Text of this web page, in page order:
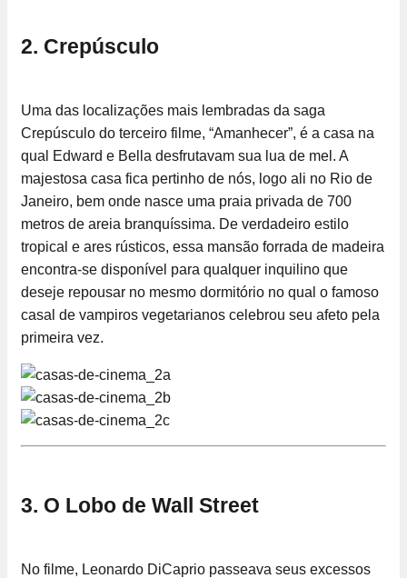
2. Crepúsculo
Uma das localizações mais lembradas da saga
Crepúsculo do terceiro filme, “Amanhecer”, é a casa na
qual Edward e Bella desfrutavam sua lua de mel. A
majestosa casa fica pertinho de nós, logo ali no Rio de
Janeiro, bem onde nasce uma praia privada de 700
metros de areia branquíssima. De verdadeiro estilo
tropical e ares rústicos, essa mansão forrada de madeira
encontra-se disponível para qualquer inquilino que
deseje repousar no mesmo dormitório no qual o famoso
casal de vampiros vegetarianos celebrou seu afeto pela
primeira vez.
3. O Lobo de Wall Street
No filme, Leonardo DiCaprio passeava seus excessos